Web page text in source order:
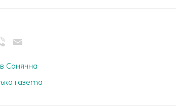
Viber
Сонячна
газета